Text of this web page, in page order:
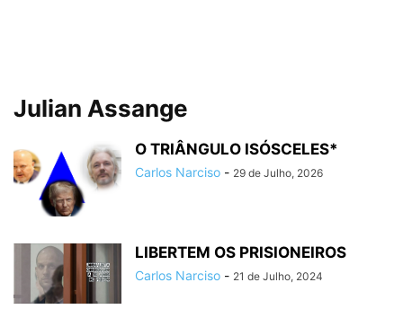
Julian Assange
O TRIÂNGULO ISÓSCELES*
Carlos Narciso - 29 de Julho, 2026
LIBERTEM OS PRISIONEIROS
Carlos Narciso - 21 de Julho, 2024